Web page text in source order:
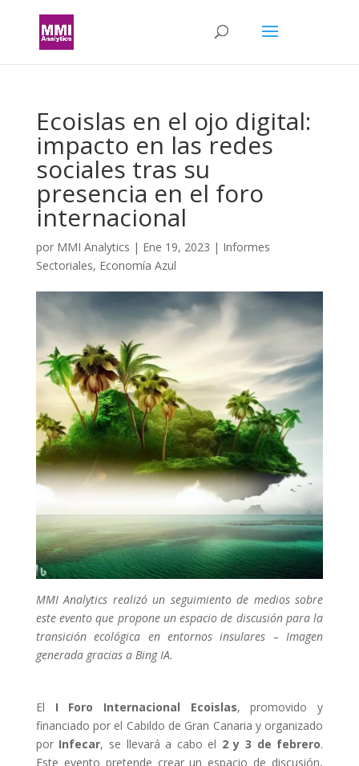
Ecoislas en el ojo digital:
impacto en las redes
sociales tras su
presencia en el foro
internacional
por MMI Analytics | Ene 19, 2023 | Informes
Sectoriales, Economía Azul
MMI Analytics realizó un seguimiento de medios sobre
este evento que propone un espacio de discusión para la
transición ecológica en entornos insulares –Imagen
generada gracias a Bing IA.
El I Foro Internacional Ecoislas, promovido y
financiado por el Cabildo de Gran Canaria y organizado
por Infecar, se llevará a cabo el 2 y 3 de febrero.
Este evento pretende crear un espacio de discusión,